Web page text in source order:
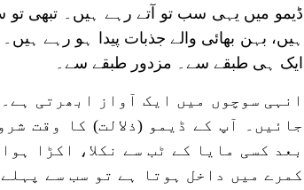
ڈیمو میں یہی سب تو آتے رہے ہیں۔ تبھی تو
ہیں، بہن بھائی والے جذبات پیدا ہو رہے
ایک ہی طبقے سے۔ مزدور طبقے سے۔
انہی سوچوں میں ایک آواز ابھرتی
جائیں۔ آپ کے ڈیمو (ذلالت) کا وقت
بعد کسی مایا کے ٹب سے نکلا، اکڑا
کمرے میں داخل ہوتا ہے تو سب سے